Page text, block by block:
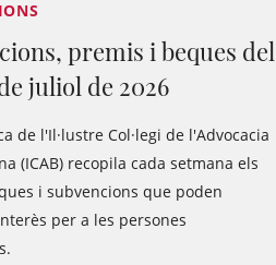
premis i beques del
juliol de 2026
de l'Il·lustre Col·legi de l'Advocacia
(ICAB) recopila cada setmana els
i subvencions que poden
per a les persones